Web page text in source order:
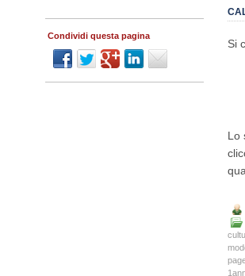
Si
Lo
Condividi questa pagina